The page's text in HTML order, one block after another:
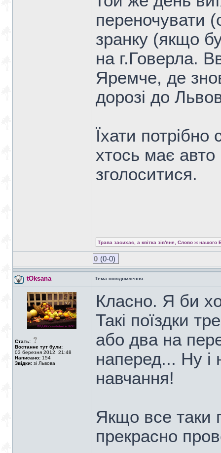
переночувати
зранку (якщо
на г.Говерла.
Яремче, де
дорозі до
Їхати
хтось має
зголоситися.
Трава засихає, а квітка зів'яне, Слово ж нашого
0 (0-0)
tOksana Тема повідомлення:
Стать:
Востаннє тут були:
03 березня 2012, 21:48
Написано: 154
Звідки: зі Львова
Класно. Я би
Такі поїздки
або два на
наперед... Ну і
навчання!
Якщо все таки
прекрасно